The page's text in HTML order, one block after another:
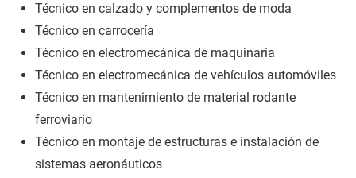
Técnico en calzado y complementos de moda
Técnico en carrocería
Técnico en electromecánica de maquinaria
Técnico en electromecánica de vehículos automóviles
Técnico en mantenimiento de material rodante
ferroviario
Técnico en montaje de estructuras e instalación de
sistemas aeronáuticos